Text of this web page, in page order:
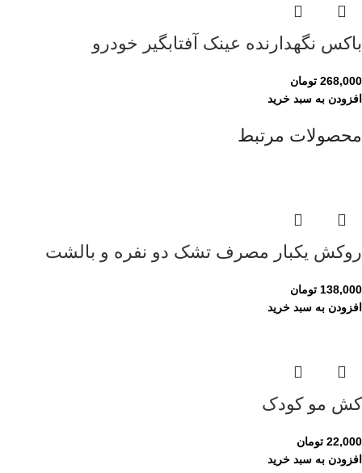
باکس نگهدارنده عینک آفتابگیر خودرو
268,000 تومان
افزودن به سبد خرید
محصولات مرتبط
روکش یکبار مصرف تشک دو نفره و بالشت
138,000 تومان
افزودن به سبد خرید
کش مو کودک
22,000 تومان
افزودن به سبد خرید